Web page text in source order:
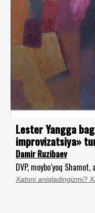
Lester Yangga
improvizatsiya»
Damir Ruzibaev
DVP, moybo‘yoq
Xatoni aniqladingizmi?